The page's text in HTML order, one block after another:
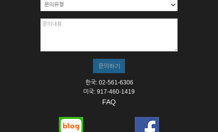
한국: 02-561-6306
미국: 917-460-1419
FAQ